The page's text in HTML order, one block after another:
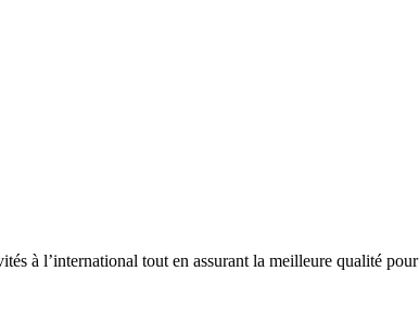
à l’international tout en assurant la meilleure qualité